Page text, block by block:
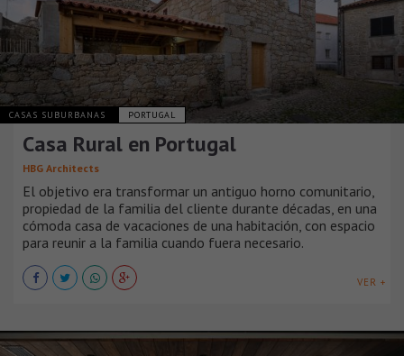
CASAS SUBURBANAS PORTUGAL
Casa Rural en Portugal
HBG Architects
El objetivo era transformar un antiguo horno comunitario,
propiedad de la familia del cliente durante décadas, en una
cómoda casa de vacaciones de una habitación, con espacio
para reunir a la familia cuando fuera necesario.
VER +